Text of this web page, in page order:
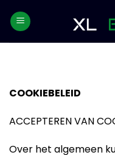
COOKIEBELEID
ACCEPTEREN VAN
Over het algemeen